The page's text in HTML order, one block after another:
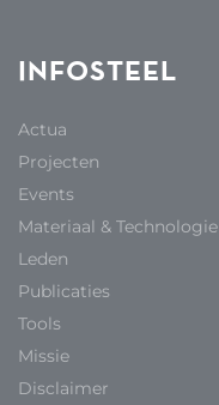
INFOSTEEL
Actua
Projecten
Events
Materiaal & Technologie
Leden
Publicaties
Tools
Missie
Disclaimer